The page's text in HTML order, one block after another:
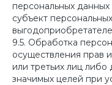
персональных
субъект
9.5. Обработка
осуществления прав
или третьих лиц
значимых целей при